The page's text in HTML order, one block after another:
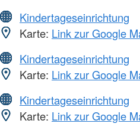
Kindertageseinrichtung
Karte: Link zur Google
Kindertageseinrichtung
Karte: Link zur Google
Kindertageseinrichtung
Karte: Link zur Google